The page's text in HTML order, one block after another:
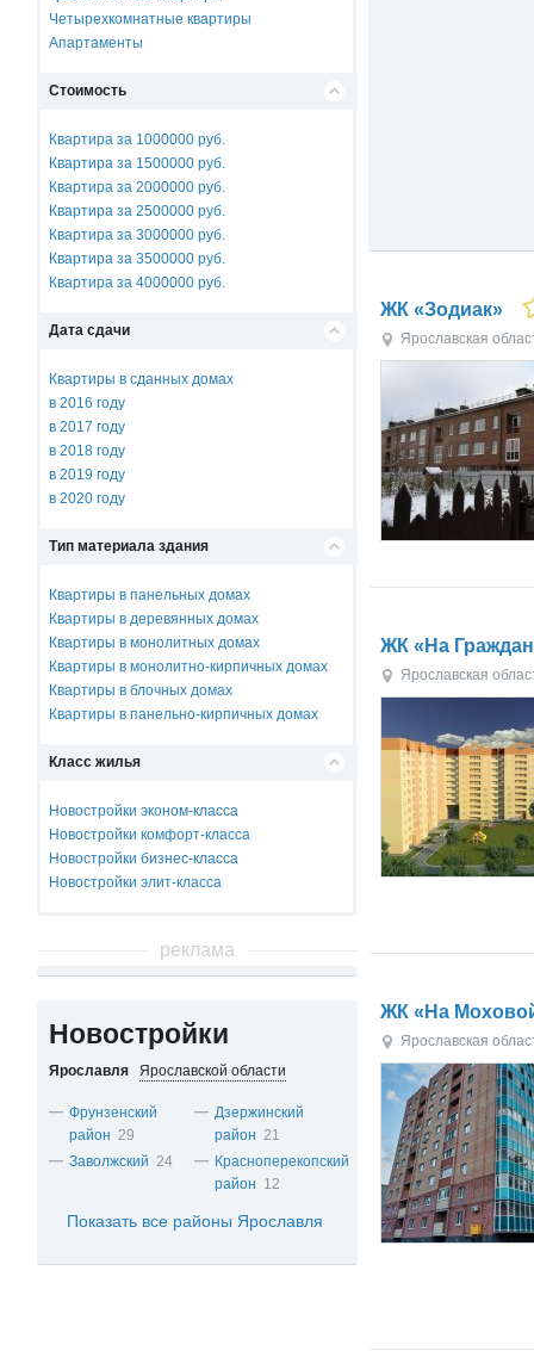
Четырехкомнатные квартиры
Апартаменты
Стоимость
Квартира за 1000000 руб.
Квартира за 1500000 руб.
Квартира за 2000000 руб.
Квартира за 2500000 руб.
Квартира за 3000000 руб.
Квартира за 3500000 руб.
Квартира за 4000000 руб.
Дата сдачи
Квартиры в сданных домах
в 2016 году
в 2017 году
в 2018 году
в 2019 году
в 2020 году
Тип материала здания
Квартиры в панельных домах
Квартиры в деревянных домах
Квартиры в монолитных домах
Квартиры в монолитно-кирпичных домах
Квартиры в блочных домах
Квартиры в панельно-кирпичных домах
Класс жилья
Новостройки эконом-класса
Новостройки комфорт-класса
Новостройки бизнес-класса
Новостройки элит-класса
реклама
Новостройки
Ярославля Ярославской области
Фрунзенский
район 29
Заволжский 24
Дзержинский
район 21
Красноперекопский
район 12
Показать все районы Ярославля
ЖК «Зодиак»
Ярославская
ЖК «На
Ярославская
ЖК «На
Ярославская